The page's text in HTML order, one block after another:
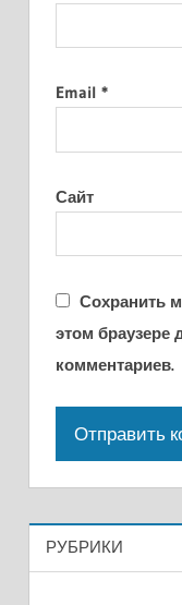
Email *
Сайт
Сохранить
этом
комментариев.
РУБРИКИ